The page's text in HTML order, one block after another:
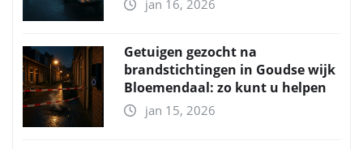
jan 16, 2026
Getuigen gezocht na
brandstichtingen in Goudse wijk
Bloemendaal: zo kunt u helpen
jan 15, 2026